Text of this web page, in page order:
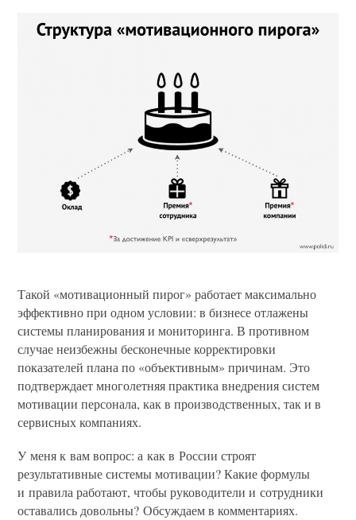
Такой «мотивационный пирог» работает максимально
эффективно при одном условии: в бизнесе отлажены
системы планирования и мониторинга. В противном
случае неизбежны бесконечные корректировки
показателей плана по «объективным» причинам. Это
подтверждает многолетняя практика внедрения систем
мотивации персонала, как в производственных, так и в
сервисных компаниях.
У меня к вам вопрос: а как в России строят
результативные системы мотивации? Какие формулы
и правила работают, чтобы руководители и сотрудники
оставались довольны? Обсуждаем в комментариях.